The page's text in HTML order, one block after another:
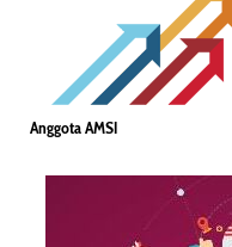
Anggota AMSI